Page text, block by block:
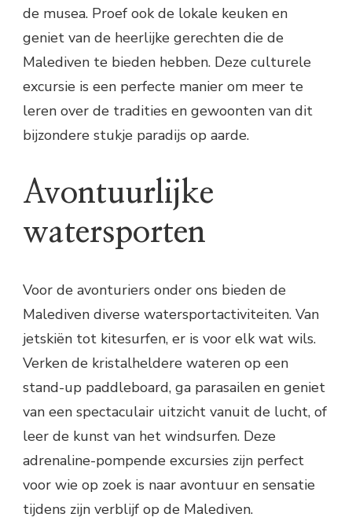
de musea. Proef ook de lokale keuken en
geniet van de heerlijke gerechten die de
Malediven te bieden hebben. Deze culturele
excursie is een perfecte manier om meer te
leren over de tradities en gewoonten van dit
bijzondere stukje paradijs op aarde.
Avontuurlijke
watersporten
Voor de avonturiers onder ons bieden de
Malediven diverse watersportactiviteiten. Van
jetskiën tot kitesurfen, er is voor elk wat wils.
Verken de kristalheldere wateren op een
stand-up paddleboard, ga parasailen en geniet
van een spectaculair uitzicht vanuit de lucht, of
leer de kunst van het windsurfen. Deze
adrenaline-pompende excursies zijn perfect
voor wie op zoek is naar avontuur en sensatie
tijdens zijn verblijf op de Malediven.